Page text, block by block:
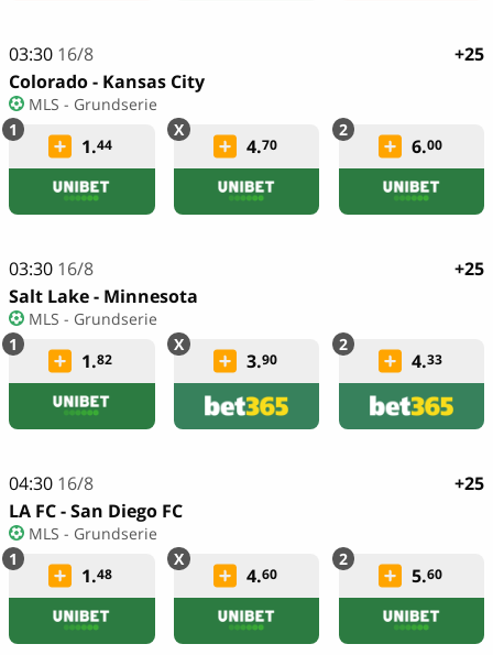
03:30 16/8
Colorado - Kansas City
MLS - Grundserie
1.44 4.70 6.00
+25
03:30 16/8
Salt Lake - Minnesota
MLS - Grundserie
1.82 3.90 4.33
+25
04:30 16/8
LA FC - San Diego FC
MLS - Grundserie
1.48 4.60 5.60
+25